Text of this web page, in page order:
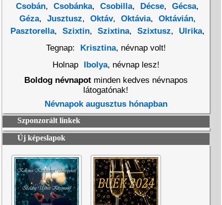
Csobán, Csobánka, Csobilla, Décse, Gécsa,
Géza, Jusztusz, Oktáv, Oktávia, Oktávián,
Pasztorella, Szixtin, Szixtina, Szixtusz, Ulrika,
Tegnap:
Krisztina, névnap volt!
Holnap
Ibolya, névnap lesz!
Boldog névnapotminden kedves névnapos
látogatónak!
Névnapok augusztus hónapban
Szponzorált linkek
Új képeslapok